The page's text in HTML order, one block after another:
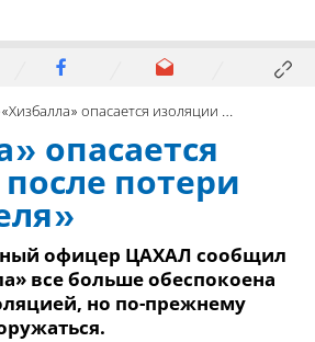
«Хизбалла» опасается изоляции после потери покровителя»
опасается
потери
офицер ЦАХАЛ сообщил
все больше обеспокоена
но по-прежнему